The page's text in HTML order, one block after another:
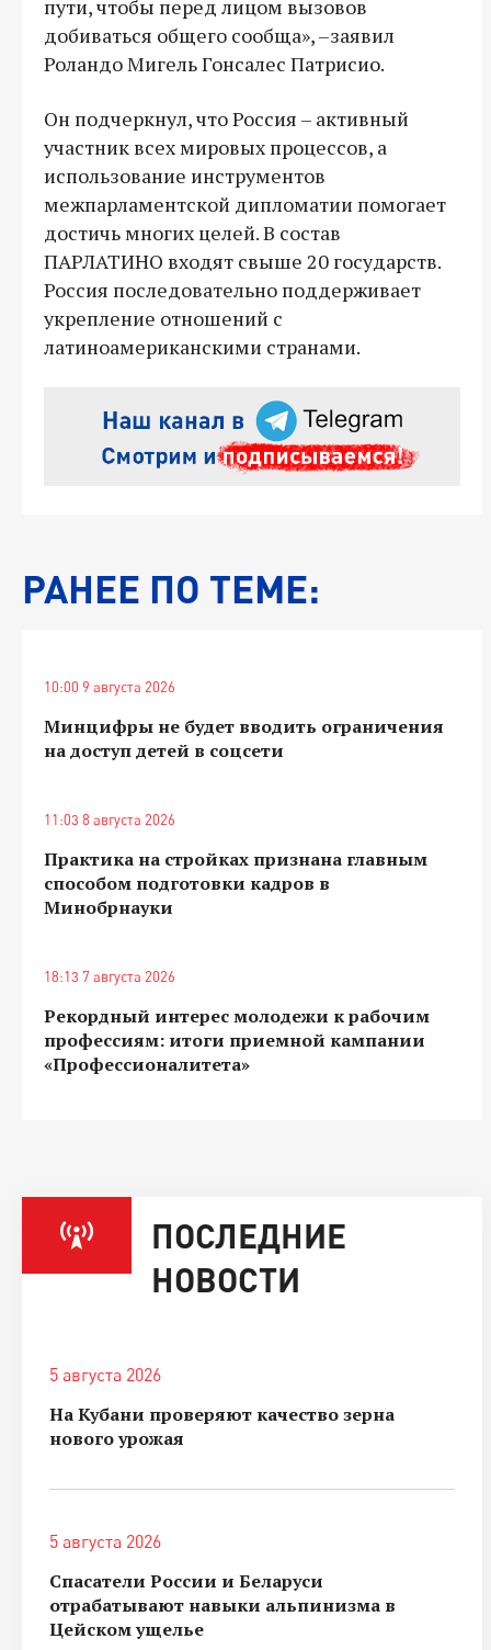
пути, чтобы перед лицом вызовов
добиваться общего сообща», –заявил
Роландо Мигель Гонсалес Патрисио.
Он подчеркнул, что Россия – активный
участник всех мировых процессов, а
использование инструментов
межпарламентской дипломатии помогает
достичь многих целей. В состав
ПАРЛАТИНО входят свыше 20 государств.
Россия последовательно поддерживает
укрепление отношений с
латиноамериканскими странами.
РАНЕЕ ПО ТЕМЕ:
10:00 9 августа 2026
Минцифры не будет вводить ограничения
на доступ детей в соцсети
11:03 8 августа 2026
Практика на стройках признана главным
способом подготовки кадров в
Минобрнауки
18:13 7 августа 2026
Рекордный интерес молодежи к рабочим
профессиям: итоги приемной кампании
«Профессионалитета»
ПОСЛЕДНИЕ
НОВОСТИ
5 августа 2026
На Кубани проверяют качество зерна
нового урожая
5 августа 2026
Спасатели России и Беларуси
отрабатывают навыки альпинизма в
Цейском ущелье